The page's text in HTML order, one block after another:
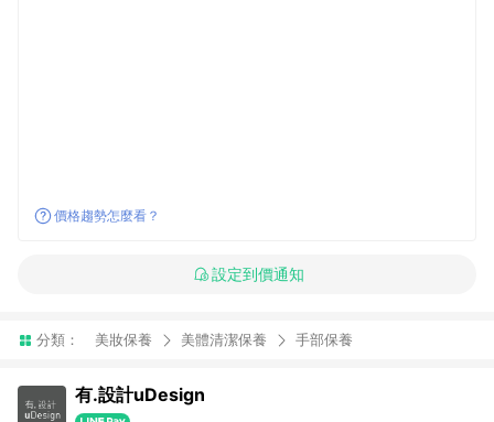
價格趨勢怎麼看？
設定到價通知
分類： 美妝保養 美體清潔保養 手部保養
有.設計uDesign